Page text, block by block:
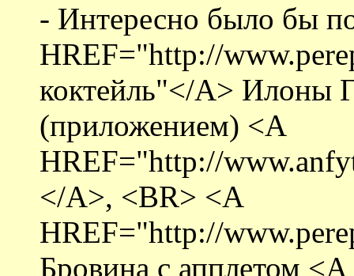
- Интересно было бы
HREF="http://
коктейль"</A> Илоны
(приложением) <A
HREF="http://
</A>, <BR> <A
HREF="http://
Бровина с апплетом <A